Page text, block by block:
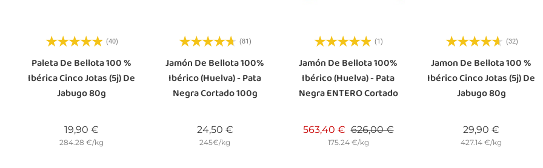
(40)
Paleta De Bellota 100 %
Ibérica Cinco Jotas (5j) De
Jabugo 80g
19,90 €
284.28 €/kg
(81)
Jamón De Bellota 100%
Ibérico (Huelva) - Pata
Negra Cortado 100g
24,50 €Precio
245€/kg
(1)
Jamón De Bellota 100%
Ibérico (Huelva) - Pata
Negra ENTERO Cortado
563,40 € Precio base
626,00 €Precio
175.24 €/kg
(32)
Jamon De Bellota 100 %
Ibérico Cinco Jotas (5j) De
Jabugo 80g
29,90 €
427.14 €/kg